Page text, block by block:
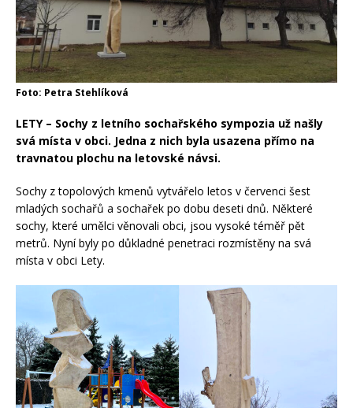
Foto: Petra Stehlíková
LETY – Sochy z letního sochařského sympozia už našly
svá místa v obci. Jedna z nich byla usazena přímo na
travnatou plochu na letovské návsi.
Sochy z topolových kmenů vytvářelo letos v červenci šest
mladých sochařů a sochařek po dobu deseti dnů. Některé
sochy, které umělci věnovali obci, jsou vysoké téměř pět
metrů. Nyní byly po důkladné penetraci rozmístěny na svá
místa v obci Lety.